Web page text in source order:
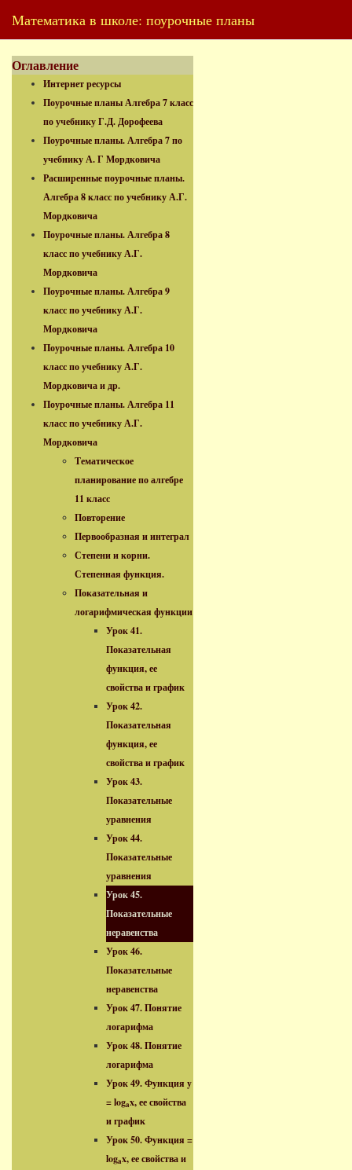
Математика в школе: поурочные планы
Оглавление
Интернет ресурсы
Поурочные планы Алгебра 7 класс
по учебнику Г.Д. Дорофеева
Поурочные планы. Алгебра 7 по
учебнику А. Г Мордковича
Расширенные поурочные планы.
Алгебра 8 класс по учебнику А.Г.
Мордковича
Поурочные планы. Алгебра 8
класс по учебнику А.Г.
Мордковича
Поурочные планы. Алгебра 9
класс по учебнику А.Г.
Мордковича
Поурочные планы. Алгебра 10
класс по учебнику А.Г.
Мордковича и др.
Поурочные планы. Алгебра 11
класс по учебнику А.Г.
Мордковича
Тематическое
планирование по алгебре
11 класс
Повторение
Первообразная и интеграл
Степени и корни.
Степенная функция.
Показательная и
логарифмическая функции
Урок 41.
Показательная
функция, ее
свойства и график
Урок 42.
Показательная
функция, ее
свойства и график
Урок 43.
Показательные
уравнения
Урок 44.
Показательные
уравнения
Урок 45.
Показательные
неравенства
Урок 46.
Показательные
неравенства
Урок 47. Понятие
логарифма
Урок 48. Понятие
логарифма
Урок 49. Функция y
= logax, ее свойства
и график
Урок 50. Функция =
logax, ее свойства и